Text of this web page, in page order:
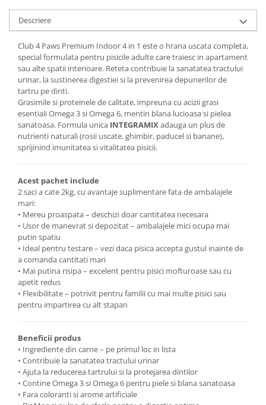
Descriere
Club 4 Paws Premium Indoor 4 in 1 este o hrana uscata completa,
special formulata pentru pisicile adulte care traiesc in apartament
sau alte spatii interioare. Reteta contribuie la sanatatea tractului
urinar, la sustinerea digestiei si la prevenirea depunerilor de
tartru pe dinti.
Grasimile si proteinele de calitate, impreuna cu acizii grasi
esentiali Omega 3 si Omega 6, mentin blana lucioasa si pielea
sanatoasa. Formula unica INTEGRAMIXadauga un plus de
nutrienti naturali (rosii uscate, ghimbir, paducel si banane),
sprijinind imunitatea si vitalitatea pisicii.
Acest pachet include
2 saci a cate 2kg, cu avantaje suplimentare fata de ambalajele
mari:
• Mereu proaspata – deschizi doar cantitatea necesara
• Usor de manevrat si depozitat – ambalajele mici ocupa mai
putin spatiu
• Ideal pentru testare – vezi daca pisica accepta gustul inainte de
a comanda cantitati mari
• Mai putina risipa – excelent pentru pisici mofturoase sau cu
apetit redus
• Flexibilitate – potrivit pentru familii cu mai multe pisici sau
pentru impartirea cu alt stapan
Beneficii produs
• Ingrediente din carne – pe primul loc in lista
• Contribuie la sanatatea tractului urinar
• Ajuta la reducerea tartrului si la protejarea dintilor
• Contine Omega 3 si Omega 6 pentru piele si blana sanatoasa
• Fara coloranti si arome artificiale